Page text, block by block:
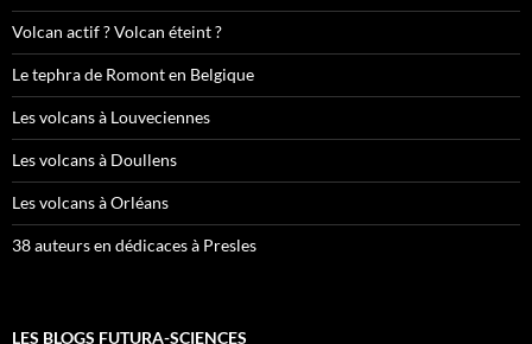
Volcan actif ? Volcan éteint ?
Le tephra de Romont en Belgique
Les volcans à Louveciennes
Les volcans à Doullens
Les volcans à Orléans
38 auteurs en dédicaces à Presles
LES BLOGS FUTURA-SCIENCES